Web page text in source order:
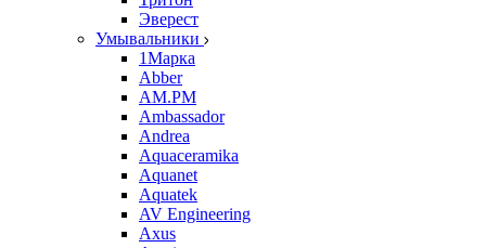
Эверест
Умывальники
1Марка
Abber
AM.PM
Ambassador
Andrea
Aquaceramika
Aquanet
Aquatek
AV Engineering
Axus